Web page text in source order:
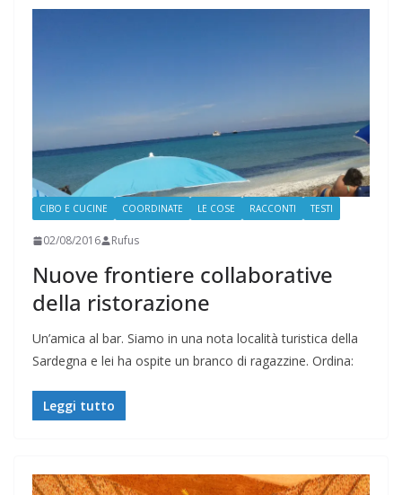
CIBO E CUCINE COORDINATE LE COSE RACCONTI TESTI
02/08/2016 Rufus
Nuove frontiere collaborative
della ristorazione
Un’amica al bar. Siamo in una nota località turistica della
Sardegna e lei ha ospite un branco di ragazzine. Ordina:
Leggi tutto